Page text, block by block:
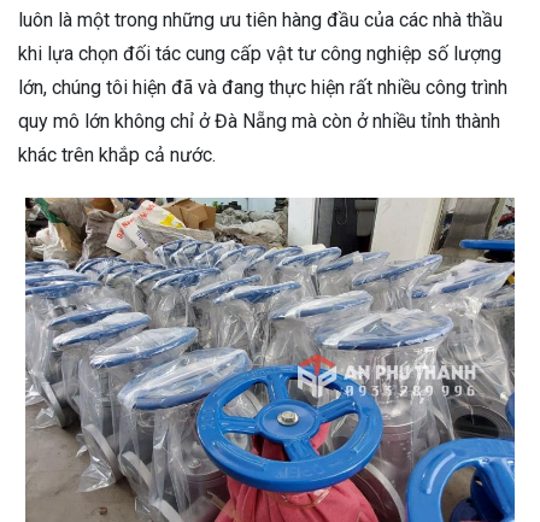
luôn là một trong những ưu tiên hàng đầu của các nhà thầu
khi lựa chọn đối tác cung cấp vật tư công nghiệp số lượng
lớn, chúng tôi hiện đã và đang thực hiện rất nhiều công trình
quy mô lớn không chỉ ở Đà Nẵng mà còn ở nhiều tỉnh thành
khác trên khắp cả nước.